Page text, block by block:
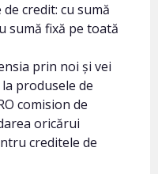
credit: cu sumă
sumă fixă pe toată
prin noi și vei
produsele de
comision de
oricărui
creditele de